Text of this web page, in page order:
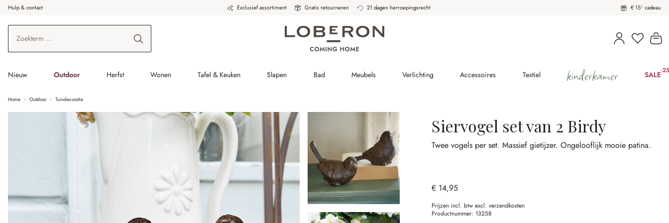
de hoofdinhoud
Ga naar zoeken
Ga naar de hoofdnavigatie
Hulp & contact Exclusief assortiment Gratis retourneren 21 dagen herroepingsrecht € 15¹ cadeau
U heeft
Nieuw Outdoor Herfst Wonen Tafel & Keuken Slapen Bad Meubels Verlichting Accessoires Textiel kinderkamer SALE-
Home Outdoor Tuindecoratie
Siervogel set van 2 Birdy
Twee vogels per set.Massief gietijzer.Ongelooflijk mooie patina.
€ 14,95
Prijzen incl. btw excl. verzendkosten
Productnummer: 13258